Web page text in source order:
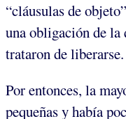
“cláusulas de
una obligación de la
trataron de liberarse.
Por entonces, la
pequeñas y había